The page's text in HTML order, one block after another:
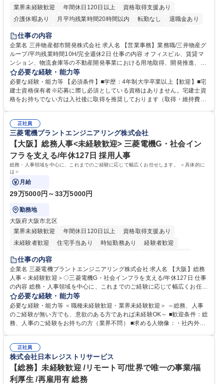
業界未経験歓迎
年間休日120日以上
資格取得支援あり
介護休暇あり
月平均残業時間20時間以内 転勤なし
退職金あり
在宅OK
賞与あり
駅近5分以内
土日祝休み 寮・社宅あり
仕事の内容
企業名 三井物産都市開発株式会社 求人名 【営業事務】業務職/三井物産グ
ループ/平均残業時間10H/完全週休2日 仕事の内容 オフィスビル、賃貸マ
ンション、物流倉庫等の不動産開発事業における用地取得、開発推進、賃
貸運営、売却、仲介・活用提案等を行う営業部門において事務業務を担当
いただきます。 【詳細】・契約書管理、契約書製本、捺印対応、ファイリ
ング、登記簿取得、調書取得・支払業務（各種費用支払、支払管理、請
求・支払データ登録、取引先マスター申請対応）・予算作成及び予実管
の他に担当頂く業務が発生する場合があります。 募集職種 【営業事務】
業務職/三井物産グループ/平均残業時間10H/完全週休2日
必要な経験・能力等
必要な経験・能力等 【必須条件】■学歴：4年制大学卒業以上【歓迎】■宅
建士資格保有者※応募に際し必須としている資格はありません。宅建士資
格をお持ちでない方は入社後に取得を推奨しております（取得・維持費用
ション力がある方。 ・チャレンジを厭わず、粘り強く業務に取り組める
方。多様な関係者と謙虚に信頼関係を構築でき、期限を意識したスケジュ
ール管理が出来る方。※将来的に他部署（営業部門、コーポレート部門）
へのジョブローテーションの可能性があります。 学歴・資格 学歴：大学
院 大学 語学力： 資格：宅地建物取引士
正社員
三菱電機プラントエンジニアリング株式会社
【大阪】総務人事<未経験歓迎> 三菱電機G・社会イン
フラを支える/年休127日 採用人事
総務・人事領域を中心に、これまでのご経験に応じて幅広くお任せします。 ＜具体的に
は＞
月給
29万5000円～33万5000円
勤務地
大阪府大阪市北区
業界未経験歓迎
年間休日120日以上
資格取得支援あり
未経験者歓迎
住宅手当あり 時短勤務あり
経験者歓迎
退職金あり
駅近5分以内
土日祝休み 服装自由 寮・社宅あり 食事補助あり
仕事の内容
企業名 三菱電機プラントエンジニアリング株式会社 求人名 【大阪】総務
人事＜未経験歓迎＞◇三菱電機G・社会インフラを支える/年休127日 仕事
の内容 総務・人事領域を中心に、これまでのご経験に応じて幅広くお任せ
します。 ＜具体的には＞ ・総務/人事労務（給与・社保・勤怠管理など）
・採用・教育研修 ・福利厚生運用 など ※基本的には事務所勤務ですが、
採用や教育等の業務内容により、関西圏以外への日帰り・宿泊を伴う国内
出張もございます。 ※担当業務を持ちつつ、お互いに助け合いながら、総
必要な経験・能力等
必要な経験・能力等 ＜職種未経験歓迎・業界未経験歓迎＞ ～総務、人事
のご経験が無い方でも、意欲のある方であれば未経験OK～ ■歓迎条件：総
務、人事のご経験をお持ちの方（業界不問） ■求める人物像：・社内外の
正社員
株式会社日本レジストリサービス
【総務】未経験歓迎 /リモート可/世界で唯一の事業/福
利厚生 /再雇用有 総務